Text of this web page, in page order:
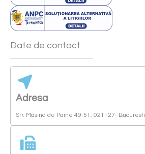
Date de contact
Adresa
Str. Masina de Paine 49-51, 021127- Bucuresti